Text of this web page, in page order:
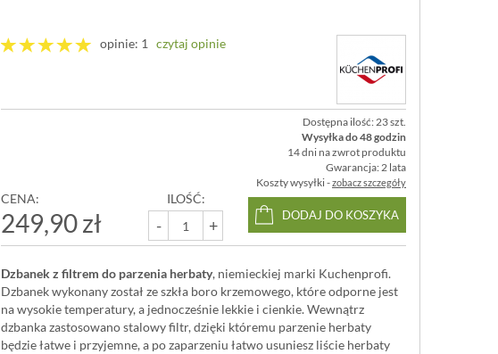
opinie: 1 czytaj opinie
Dostępna ilość: 23 szt.
Wysyłka do 48 godzin
14 dni na zwrot produktu
Gwarancja: 2 lata
Koszty wysyłki -zobacz szczegóły
CENA:
249,90 zł
ILOŚĆ:
- +
DODAJ DO KOSZYKA
Dzbanek z filtrem do parzenia herbaty, niemieckiej marki Kuchenprofi.
Dzbanek wykonany został ze szkła boro krzemowego, które odporne jest
na wysokie temperatury, a jednocześnie lekkie i cienkie. Wewnątrz
dzbanka zastosowano stalowy filtr, dzięki któremu parzenie herbaty
będzie łatwe i przyjemne, a po zaparzeniu łatwo usuniesz liście herbaty